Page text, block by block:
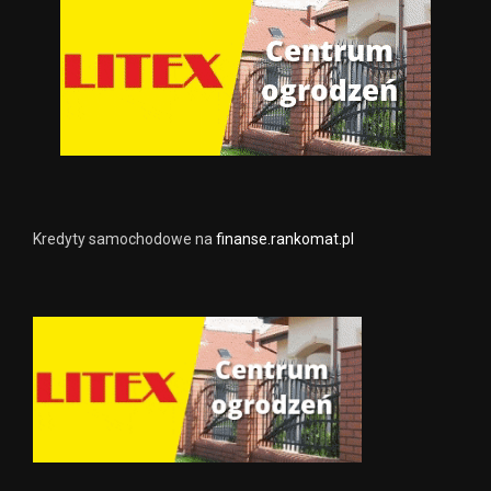
Kredyty samochodowe nafinanse.rankomat.pl